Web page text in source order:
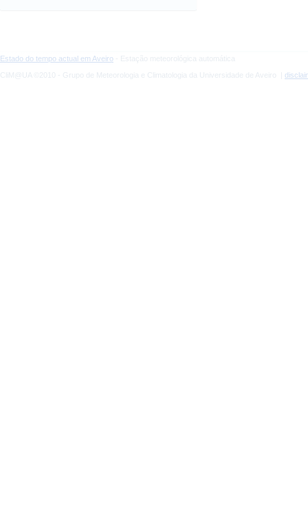
Estado do tempo actual em Aveiro - Estação meteorológica automática
CliM@UA ©2010 - Grupo de Meteorologia e Climatologia da Universidade de Aveiro |